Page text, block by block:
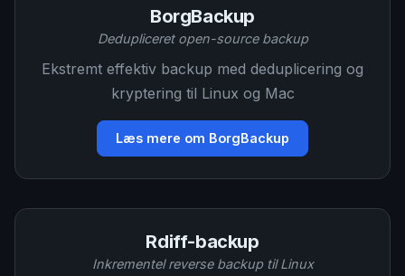
BorgBackup
Dedupliceret open-source backup
Ekstremt effektiv backup med deduplicering og
kryptering til Linux og Mac
Læs mere om BorgBackup
Rdiff-backup
Inkrementel reverse backup til Linux